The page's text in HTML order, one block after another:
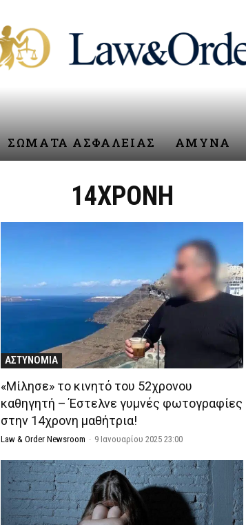
ΣΩΜΑΤΑ ΑΣΦΑΛΕΙΑΣ ΑΜΥΝΑ
14ΧΡΟΝΗ
ΑΣΤΥΝΟΜΙΑ
«Μίλησε» το κινητό του 52χρονου
καθηγητή – Έστελνε γυμνές φωτογραφίες
στην 14χρονη μαθήτρια!
Law & Order Newsroom - 9 Ιανουαρίου 2025 23:00